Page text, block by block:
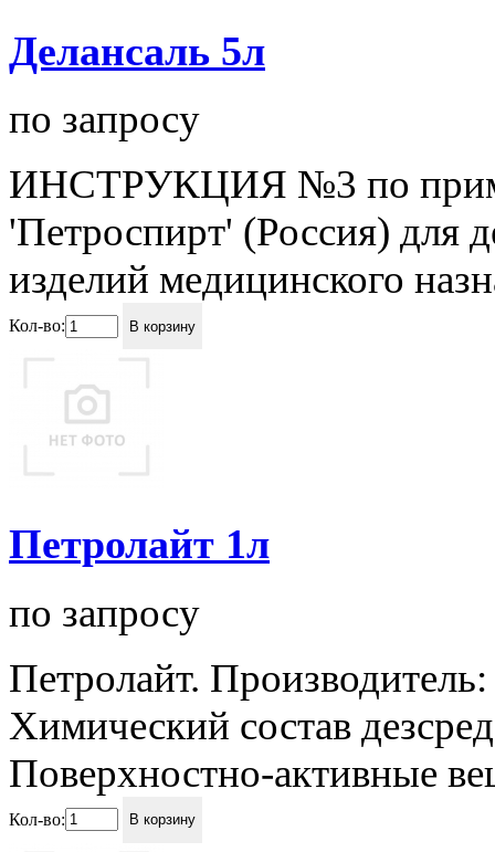
Делансаль 5л
по запросу
ИНСТРУКЦИЯ №3 по
'Петроспирт' (Россия) для
изделий медицинского
Кол-во: В корзину
Петролайт 1л
по запросу
Петролайт.
Химический состав
Поверхностно-активные
Кол-во: В корзину